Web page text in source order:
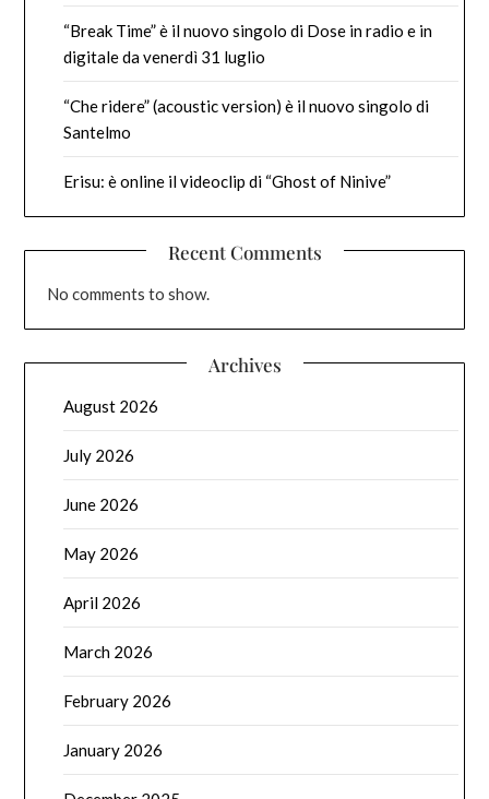
“Break Time” è il nuovo singolo di Dose in radio e in
digitale da venerdì 31 luglio
“Che ridere” (acoustic version) è il nuovo singolo di
Santelmo
Erisu: è online il videoclip di “Ghost of Ninive”
Recent Comments
No comments to show.
Archives
August 2026
July 2026
June 2026
May 2026
April 2026
March 2026
February 2026
January 2026